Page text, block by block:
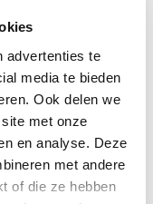
advertenties te
media te bieden
Ook delen we
met onze
en analyse. Deze
met andere
of die ze hebben
is 200